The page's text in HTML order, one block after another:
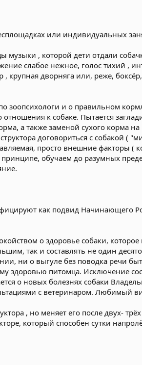
или индивидуальных
, которой дети отдали
слабое нежное, голос тихий ,
крупная дворняга или, реже,
и о правильном
к собаке. Пытается
а также заменой сухого корма
договориться с собакой (
просто внешние факторы
обучаем до разумных
как подвид Начинающего
о здоровье собаки,
так и составлять не один
ни о выгуле без поводка речи
здоровью питомца. Исключение
о новых болезнях собаки
с ветеринаром. Любимый
, но меняет его после двух-
который способен сутки